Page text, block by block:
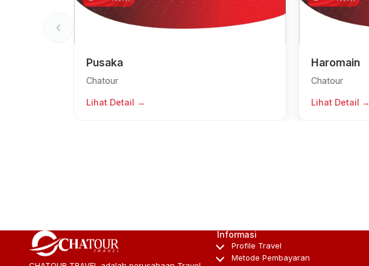
Pusaka
Chatour
Lihat Detail →
Haromain
Chatour
Lihat Detail →
Informasi
Profile Travel
Metode Pembayaran